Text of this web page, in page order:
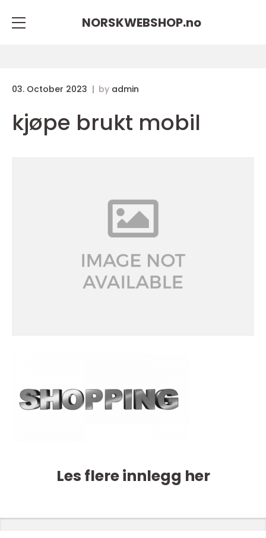
NORSKWEBSHOP.no
03. October 2023 by admin
kjøpe brukt mobil
Les flere innlegg her